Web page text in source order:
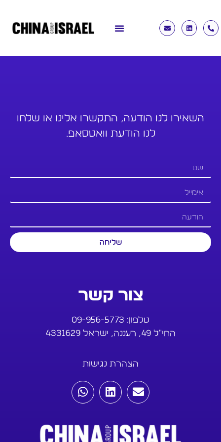
השאירו לנו הודעה, התקשרו אלינו או שלחו
לנו הודעת וואטסאפ.
שליחה
צור קשר
טלפון: 09-956-5773
החי"ל 49, רעננה, ישראל 4331629
הצהרת נגישות